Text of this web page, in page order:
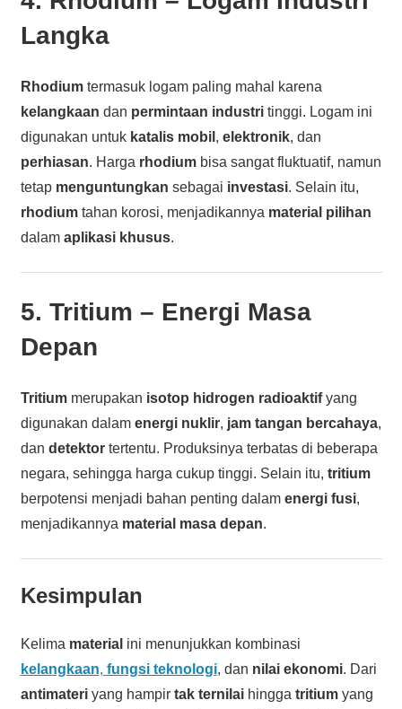
Langka
Rhodiumtermasuk logam paling mahal karena
kelangkaan dan permintaan industritinggi. Logam ini
digunakan untuk katalis mobil , elektronik, dan
perhiasan. Harga rhodiumbisa sangat fluktuatif, namun
tetap menguntungkan sebagai investasi. Selain itu,
rhodiumtahan korosi, menjadikannya material pilihan
dalam aplikasi khusus.
5. Tritium – Energi Masa
Depan
Tritiummerupakan isotop hidrogen radioaktifyang
digunakan dalam energi nuklir, jam tangan bercahaya,
dan detektortertentu. Produksinya terbatas di beberapa
negara, sehingga harga cukup tinggi. Selain itu, tritium
berpotensi menjadi bahan penting dalam energi fusi,
menjadikannya material masa depan.
Kesimpulan
Kelima material ini menunjukkan kombinasi
kelangkaan, fungsi teknologi, dan nilai ekonomi. Dari
antimateriyang hampir tak ternilaihingga tritiumyang